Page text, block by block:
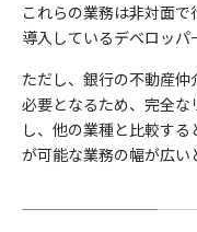
これらの業務は非対面
導入しているデベロッパ
ただし、銀行の不動産
必要となるため、完全
し、他の業種と比較す
が可能な業務の幅が広い